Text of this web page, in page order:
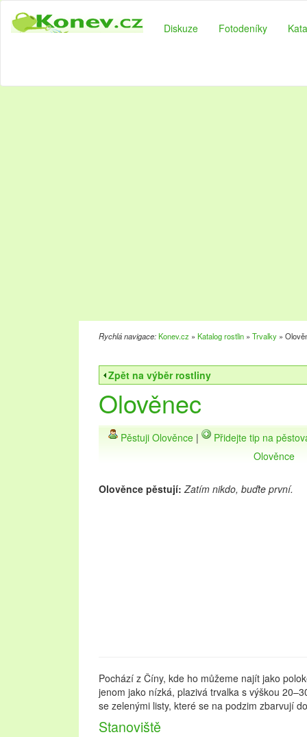
Diskuze Fotodeníky
Rychlá navigace:Konev.cz » Katalog rostlin » Trvalky »
Zpět na výběr rostliny
Olověnec
Pěstuji Olověnce |
Přidejte tip na
Olověnce
Olověnce pěstují: Zatím nikdo, buďte první.
Pochází z Číny, kde ho můžeme najít jako
jenom jako nízká, plazivá trvalka s výškou
se zelenými listy, které se na podzim zbarvují
Stanoviště